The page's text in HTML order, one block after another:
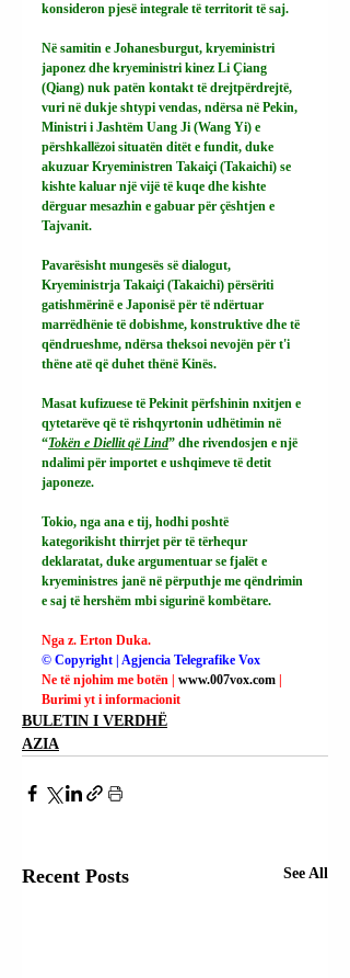
konsideron pjesë integrale të territorit të saj.
Në samitin e Johanesburgut, kryeministri
japonez dhe kryeministri kinez Li Çiang
(Qiang) nuk patën kontakt të drejtpërdrejtë,
vuri në dukje shtypi vendas, ndërsa në Pekin,
Ministri i Jashtëm Uang Ji (Wang Yi) e
përshkallëzoi situatën ditët e fundit, duke
akuzuar Kryeministren Takaiçi (Takaichi) se
kishte kaluar një vijë të kuqe dhe kishte
dërguar mesazhin e gabuar për çështjen e
Tajvanit.
Pavarësisht mungesës së dialogut,
Kryeministrja Takaiçi (Takaichi) përsëriti
gatishmërinë e Japonisë për të ndërtuar
marrëdhënie të dobishme, konstruktive dhe të
qëndrueshme, ndërsa theksoi nevojën për t'i
thëne atë që duhet thënë Kinës.
Masat kufizuese të Pekinit përfshinin nxitjen e
qytetarëve që të rishqyrtonin udhëtimin në
“Tokën e Diellit që Lind” dhe rivendosjen e një
ndalimi për importet e ushqimeve të detit
japoneze.
Tokio, nga ana e tij, hodhi poshtë
kategorikisht thirrjet për të tërhequr
deklaratat, duke argumentuar se fjalët e
kryeministres janë në përputhje me qëndrimin
e saj të hershëm mbi sigurinë kombëtare.
Nga z. Erton Duka.
© Copyright | Agjencia Telegrafike Vox
Ne të njohim me botën | www.007vox.com
Burimi yt i informacionit
BULETIN I VERDHË
AZIA
Recent Posts See All